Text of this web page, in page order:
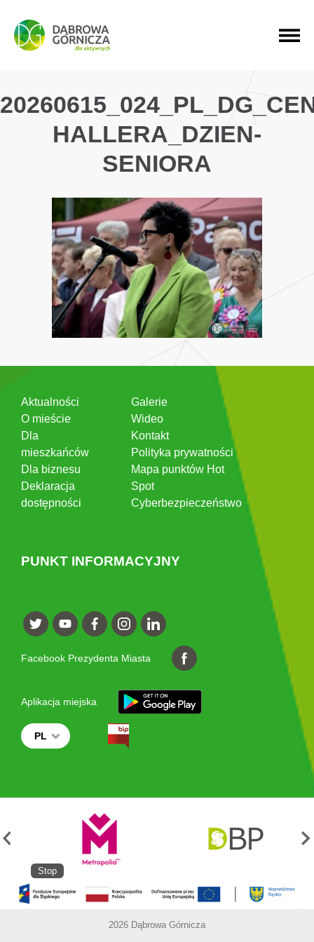
PRZEJDŹ DO MENU GŁÓWNEGO
PRZEJDŹ DO WYSZUKIWARKI
PRZEJDŹ DO TREŚCI
HALLERA_DZIEN-
SENIORA
Aktualności
O mieście
Dla
mieszkańców
Dla biznesu
Deklaracja
dostępności
Galerie
Wideo
Kontakt
Polityka prywatności
Mapa punktów Hot
Spot
Cyberbezpieczeństwo
PUNKT INFORMACYJNY
Facebook Prezydenta Miasta
Aplikacja miejska
PL
Stop
2026 Dąbrowa Górnicza